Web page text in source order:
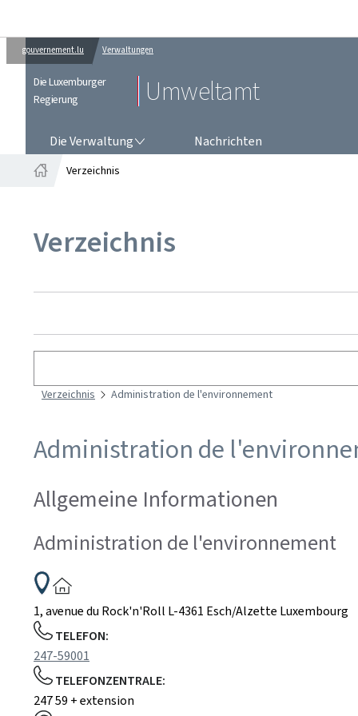
gouvernement.lu Verwaltungen
Die Luxemburger
Regierung
Umweltamt
Die Verwaltung
Nachrichten
Verzeichnis
Verzeichnis
Verzeichnis Administration de l'environnement
Administration de
Allgemeine Informationen
Administration de l'environnement
1, avenue du Rock'n'Roll L-4361 Esch/Alzette Luxembourg
TELEFON:
247-59001
TELEFONZENTRALE:
247 59 + extension